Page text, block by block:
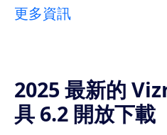
更多資訊
2025 最新的
具 6.2 開放下載